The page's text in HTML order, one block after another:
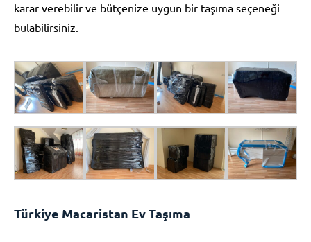
karar verebilir ve bütçenize uygun bir taşıma seçeneği
bulabilirsiniz.
Türkiye Macaristan Ev Taşıma